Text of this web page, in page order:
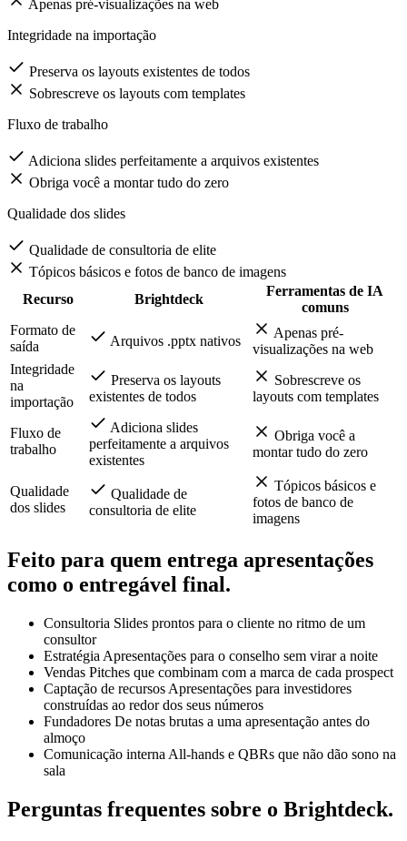
Arquivos .pptx nativos
Apenas pré-visualizações na web
Integridade na importação
Preserva os layouts existentes de todos
Sobrescreve os layouts com templates
Fluxo de trabalho
Adiciona slides perfeitamente a arquivos existentes
Obriga você a montar tudo do zero
Qualidade dos slides
Qualidade de consultoria de elite
Tópicos básicos e fotos de banco de imagens
Recurso
Ferramentas de IA
comuns
Formato de
saída
Apenas pré-
visualizações na web
Integridade
na
importação
Preserva os layouts
existentes de todos
Sobrescreve os
layouts com templates
Fluxo de
Adiciona slides
perfeitamente a arquivos
existentes
Obriga você a
montar tudo do zero
Qualidade
Qualidade de
Tópicos básicos e
fotos de banco de
Feito para quem entrega apresentações
Consultoria
Slides prontos para o cliente no ritmo de um
consultor
EstratégiaApresentações para o conselho sem virar a noite
Vendas Pitches que combinam com a marca de cada prospect
Captação de recursosApresentações para investidores
construídas ao redor dos seus números
Fundadores
De notas brutas a uma apresentação antes do
almoço
Comunicação interna